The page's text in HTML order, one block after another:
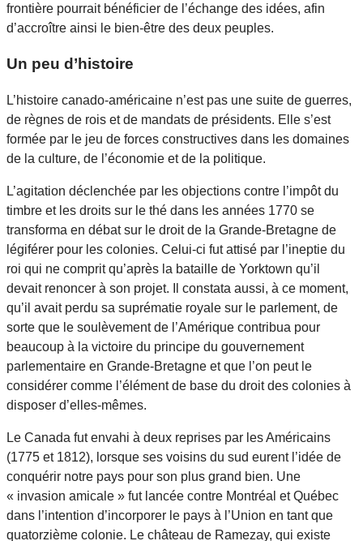
frontière pourrait bénéficier de l’échange des idées, afin
d’accroître ainsi le bien-être des deux peuples.
Un peu d’histoire
L’histoire canado-américaine n’est pas une suite de guerres,
de règnes de rois et de mandats de présidents. Elle s’est
formée par le jeu de forces constructives dans les domaines
de la culture, de l’économie et de la politique.
L’agitation déclenchée par les objections contre l’impôt du
timbre et les droits sur le thé dans les années 1770 se
transforma en débat sur le droit de la Grande-Bretagne de
légiférer pour les colonies. Celui-ci fut attisé par l’ineptie du
roi qui ne comprit qu’après la bataille de Yorktown qu’il
devait renoncer à son projet. Il constata aussi, à ce moment,
qu’il avait perdu sa suprématie royale sur le parlement, de
sorte que le soulèvement de l’Amérique contribua pour
beaucoup à la victoire du principe du gouvernement
parlementaire en Grande-Bretagne et que l’on peut le
considérer comme l’élément de base du droit des colonies à
disposer d’elles-mêmes.
Le Canada fut envahi à deux reprises par les Américains
(1775 et 1812), lorsque ses voisins du sud eurent l’idée de
conquérir notre pays pour son plus grand bien. Une
« invasion amicale » fut lancée contre Montréal et Québec
dans l’intention d’incorporer le pays à l’Union en tant que
quatorzième colonie. Le château de Ramezay, qui existe